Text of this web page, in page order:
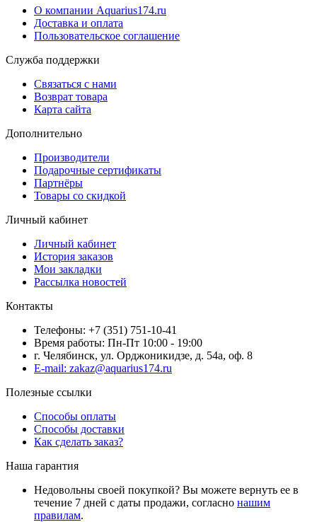
О компании Aquarius174.ru
Доставка и оплата
Пользовательское соглашение
Служба поддержки
Связаться с нами
Возврат товара
Карта сайта
Дополнительно
Производители
Подарочные сертификаты
Партнёры
Товары со скидкой
Личный кабинет
Личный кабинет
История заказов
Мои закладки
Рассылка новостей
Контакты
Телефоны: +7 (351) 751-10-41
Время работы: Пн-Пт 10:00 - 19:00
г. Челябинск, ул. Орджоникидзе, д. 54а, оф. 8
E-mail: zakaz@aquarius174.ru
Полезные ссылки
Способы оплаты
Способы доставки
Как сделать заказ?
Наша гарантия
Недовольны своей покупкой? Вы можете вернуть ее в
течение 7 дней с даты продажи, согласно нашим
правилам.